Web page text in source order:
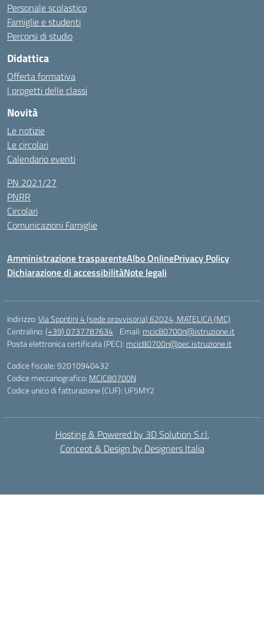
Personale scolastico
Famiglie e studenti
Percorsi di studio
Didattica
Offerta formativa
I progetti delle classi
Novità
Le notizie
Le circolari
Calendario eventi
PN 2021/27
PNRR
Circolari
Comunicazioni Famiglie
Amministrazione trasparenteAlbo OnlinePrivacy Policy
Dichiarazione di accessibilitàNote legali
Indirizzo:Via Spontini 4 (sede provvisoria) 62024, MATELICA (MC)
Centralino:(+39) 0737787634 Email: mcic80700n@istruzione.it
Posta elettronica certificata (PEC): mcic80700n@pec.istruzione.it
Codice fiscale: 92010940432
Codice meccanografico: MCIC80700N
Codice unico di fatturazione (CUF): UF5MY2
Hosting & Powered by 3D Solution S.r.l.
Concept & Design by Designers Italia